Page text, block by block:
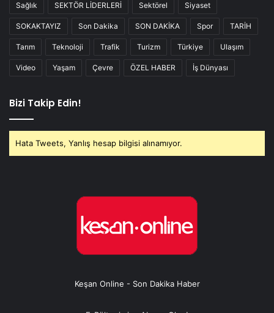
Sağlık SEKTÖR LİDERLERİ Sektörel Siyaset
SOKAKTAYIZ Son Dakika SON DAKİKA Spor TARİH
Tarım Teknoloji Trafik Turizm Türkiye Ulaşım
Video Yaşam Çevre ÖZEL HABER İş Dünyası
Bizi Takip Edin!
Hata Tweets, Yanlış hesap bilgisi alınamıyor.
Keşan Online - Son Dakika Haber